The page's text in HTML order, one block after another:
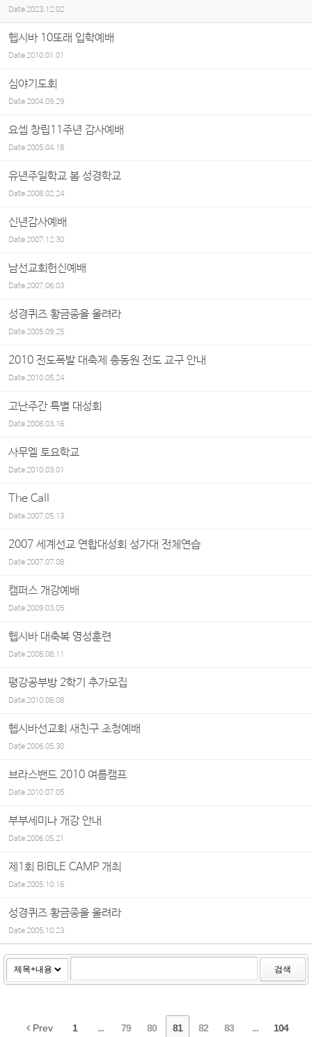
Date 2023.12.02
헵시바 10또래 입학예배
Date2010.01.01
심야기도회
Date2004.09.29
요셉 창립11주년 감사예배
Date2005.04.18
유년주일학교 봄 성경학교
Date2008.02.24
신년감사예배
Date2007.12.30
남선교회헌신예배
Date2007.06.03
성경퀴즈 황금종을 울려라
Date2005.09.25
2010 전도폭발 대축제 총동원 전도 교구 안내
Date2010.05.24
고난주간 특별 대성회
Date2008.03.16
사무엘 토요학교
Date2010.03.01
The Call
Date2007.05.13
2007 세계선교 연합대성회 성가대 전체연습
Date2007.07.08
캠퍼스 개강예배
Date2009.03.05
헵시바 대축복 영성훈련
Date2008.08.11
평강공부방 2학기 추가모집
Date2010.08.08
헵시바선교회 새친구 초청예배
Date2006.05.30
브라스밴드 2010 여름캠프
Date2010.07.05
부부세미나 개강 안내
Date2006.05.21
제1회 BIBLE CAMP 개최
Date2005.10.16
성경퀴즈 황금종을 울려라
Date2005.10.23
검색
Prev 1 ... 79 80 81 82 83 ... 104